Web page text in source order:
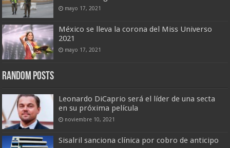
mayo 17, 2021
México se lleva la corona del Miss Universo
2021
mayo 17, 2021
Random Posts
Leonardo DiCaprio será el líder de una secta
en su próxima película
noviembre 10, 2021
Sisalril sanciona clínica por cobro de anticipo